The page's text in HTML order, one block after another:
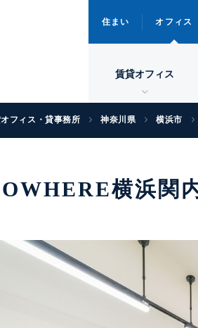
住まい オフィス
賃貸オフィス
フィス・貸事務所 神奈川県 横浜市
横浜関